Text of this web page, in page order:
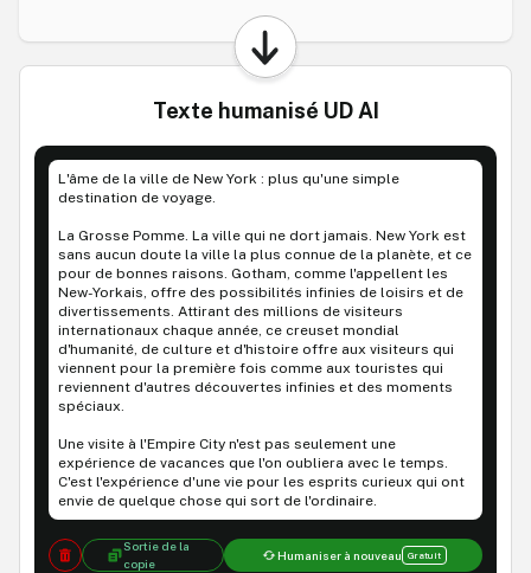
Texte humanisé UD AI
L'âme de la ville de New York : plus qu'une simple
destination de voyage.
La Grosse Pomme. La ville qui ne dort jamais. New York est
sans aucun doute la ville la plus connue de la planète, et ce
pour de bonnes raisons. Gotham, comme l'appellent les
New-Yorkais, offre des possibilités infinies de loisirs et de
divertissements. Attirant des millions de visiteurs
internationaux chaque année, ce creuset mondial
d'humanité, de culture et d'histoire offre aux visiteurs qui
viennent pour la première fois comme aux touristes qui
reviennent d'autres découvertes infinies et des moments
spéciaux.
Une visite à l'Empire City n'est pas seulement une
expérience de vacances que l'on oubliera avec le temps.
C'est l'expérience d'une vie pour les esprits curieux qui ont
envie de quelque chose qui sort de l'ordinaire.
Sortie de la
copie
Humaniser à nouveau Gratuit